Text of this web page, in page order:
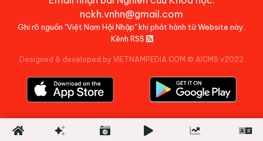
nckh.vnhn@gmail.com
Ghi rõ nguồn "Việt Nam Hội Nhập" khi phát hành từ Website này.
Kênh RSS
Designed & developed by VIETNAMPEDIA.COM © AICMS v2022